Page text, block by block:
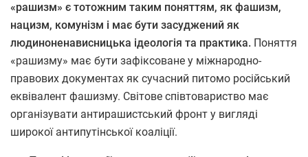
«рашизм» є тотожним таким поняттям, як фашизм,
нацизм, комунізм і має бути засуджений як
людиноненависницька ідеологія та практика. Поняття
«рашизму» має бути зафіксоване у міжнародно-
правових документах як сучасний питомо російський
еквівалент фашизму. Світове співтовариство має
організувати антирашистський фронт у вигляді
широкої антипутінської коаліції.